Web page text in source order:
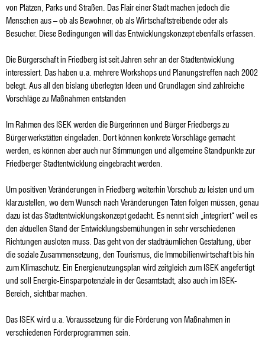
von Plätzen, Parks und Straßen. Das Flair einer Stadt machen jedoch die
Menschen aus – ob als Bewohner, ob als Wirtschaftstreibende oder als
Besucher. Diese Bedingungen will das Entwicklungskonzept ebenfalls erfassen.
Die Bürgerschaft in Friedberg ist seit Jahren sehr an der Stadtentwicklung
interessiert. Das haben u.a. mehrere Workshops und Planungstreffen nach 2002
belegt. Aus all den bislang überlegten Ideen und Grundlagen sind zahlreiche
Vorschläge zu Maßnahmen entstanden
Im Rahmen des ISEK werden die Bürgerinnen und Bürger Friedbergs zu
Bürgerwerkstätten eingeladen. Dort können konkrete Vorschläge gemacht
werden, es können aber auch nur Stimmungen und allgemeine Standpunkte zur
Friedberger Stadtentwicklung eingebracht werden.
Um positiven Veränderungen in Friedberg weiterhin Vorschub zu leisten und um
klarzustellen, wo dem Wunsch nach Veränderungen Taten folgen müssen, genau
dazu ist das Stadtentwicklungskonzept gedacht. Es nennt sich „integriert“ weil es
den aktuellen Stand der Entwicklungsbemühungen in sehr verschiedenen
Richtungen ausloten muss. Das geht von der stadträumlichen Gestaltung, über
die soziale Zusammensetzung, den Tourismus, die Immobilienwirtschaft bis hin
zum Klimaschutz. Ein Energienutzungsplan wird zeitgleich zum ISEK angefertigt
und soll Energie-Einsparpotenziale in der Gesamtstadt, also auch im ISEK-
Bereich, sichtbar machen.
Das ISEK wird u.a. Voraussetzung für die Förderung von Maßnahmen in
verschiedenen Förderprogrammen sein.